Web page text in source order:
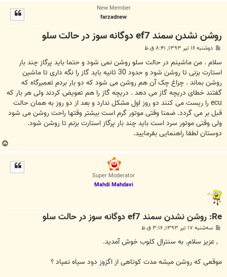
New Member
farzadnew
روشن نشدن سمند ef7 دوگانه سوز در حالت سلو
پ
ت
دوشنبه ۱۶ تیر ۱۳۹۳, ۸:۴۱ ق.ظ
سلام . من ماشینم در حالت سلو روشن نمی شود و حتما باید پرگاز چند بار
استارت بزنی تا روشن شود و حدود 30 ثانیه باید گاز را نگه داری تا ماشین
روشن بماند . چراغ چک آن هم روشن می شود که دو بار بردم تعمیرگاه که
گفتند خطای دریچه گاز می دهد . دریچه گاز را هم تعویض کردند ولی هر بار که
ecu را ریست می کنند دو روز اول مشکل ندارد و بعد از دو روز به همان حالت
قبل بر می گردد. ضمنا وقتی موتور گرم است بیشتر وقتها راحت روشن می شود
ولی وقتی موتور سرد است باید چند بار پرگاز استارت بزنم تا روشن شود.
دوستان لطفا راهنمایی بفرمایید.
ب
ا
Super Moderator
Mahdi Mahdavi
Re: روشن نشدن سمند ef7 دوگانه سوز در حالت سلو
پ
ت
سه‌شنبه ۱۷ تیر ۱۳۹۳, ۳:۱۶ ق.ظ
, عزیز سلام. به سنترال کلوب خوش آمدید.
موقعی که روشن میشه مدت کوتاهی از اگزوز دود سیاه نمیاد ؟